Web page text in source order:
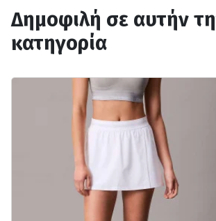
Δημοφιλή σε αυτήν
κατηγορία